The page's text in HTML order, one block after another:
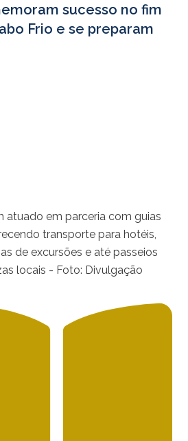
sucesso no fim
Frio e se preparam
atuado em parceria com guias
transporte para hotéis,
de excursões e até passeios
locais - Foto: Divulgação